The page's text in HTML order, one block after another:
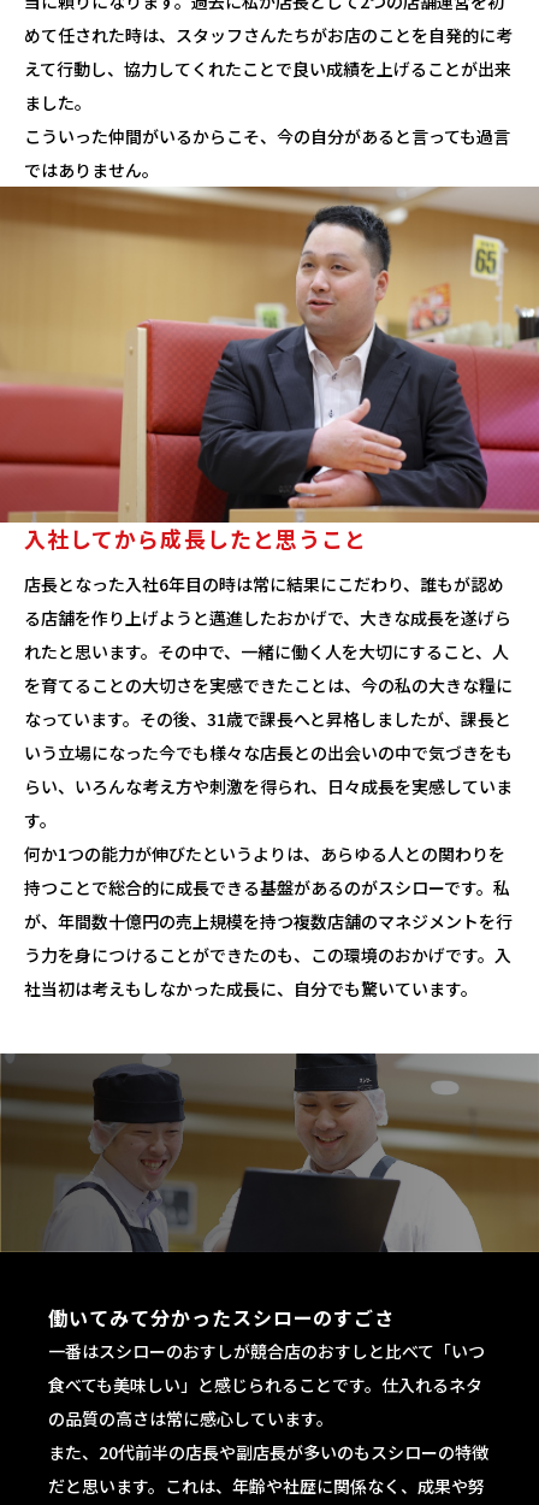
めて任された時は、スタッフさんたちがお店のことを自発的に考
えて行動し、協力してくれたことで良い成績を上げることが出来
ました。
こういった仲間がいるからこそ、今の自分があると言っても過言
ではありません。
入社してから成長したと思うこと
店長となった入社6年目の時は常に結果にこだわり、誰もが認め
る店舗を作り上げようと邁進したおかげで、大きな成長を遂げら
れたと思います。その中で、一緒に働く人を大切にすること、人
を育てることの大切さを実感できたことは、今の私の大きな糧に
なっています。その後、31歳で課長へと昇格しましたが、課長と
いう立場になった今でも様々な店長との出会いの中で気づきをも
らい、いろんな考え方や刺激を得られ、日々成長を実感していま
す。
何か1つの能力が伸びたというよりは、あらゆる人との関わりを
持つことで総合的に成長できる基盤があるのがスシローです。私
が、年間数十億円の売上規模を持つ複数店舗のマネジメントを行
う力を身につけることができたのも、この環境のおかげです。入
社当初は考えもしなかった成長に、自分でも驚いています。
働いてみて分かったスシローのすごさ
一番はスシローのおすしが競合店のおすしと比べて「いつ
食べても美味しい」と感じられることです。仕入れるネタ
の品質の高さは常に感心しています。
また、20代前半の店長や副店長が多いのもスシローの特徴
だと思います。これは、年齢や社歴に関係なく、成果や努